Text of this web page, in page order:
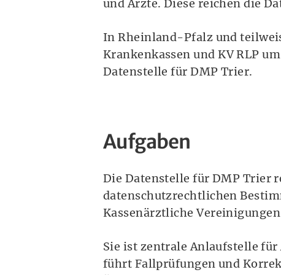
und Ärzte. Diese reichen die
In Rheinland-Pfalz und
Krankenkassen und KV RLP
Datenstelle für DMP Trier.
Aufgaben
Die Datenstelle für DMP Trier
datenschutzrechtlichen
Kassenärztliche
Sie ist zentrale Anlaufstelle
führt Fallprüfungen und